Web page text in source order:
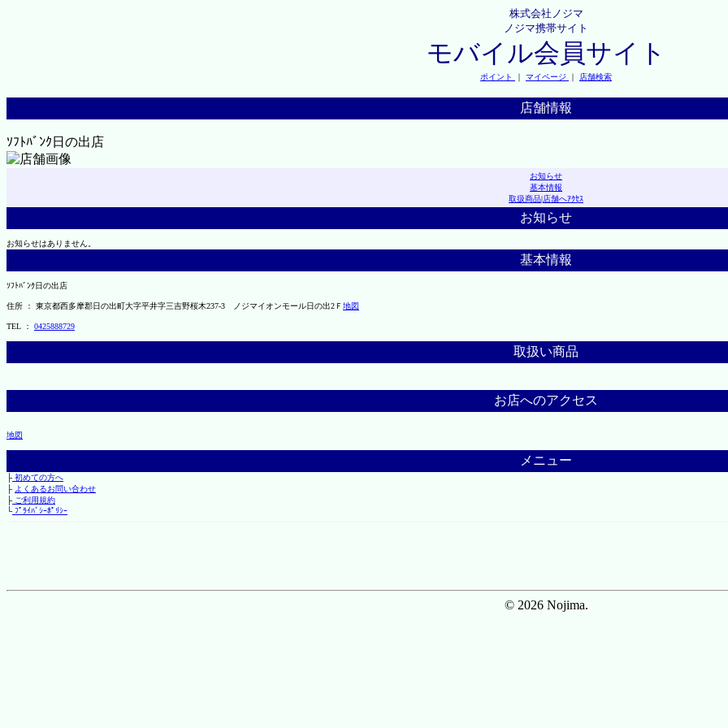
株式会社ノジマ
ノジマ携帯サイト
モバイル会員サイト
ポイント ｜ マイページ ｜ 店舗検索
店舗情報
ｿﾌﾄﾊﾞﾝｸ日の出店
お知らせ
基本情報
取扱商品|店舗へｱｸｾｽ
お知らせ
お知らせはありません。
基本情報
ｿﾌﾄﾊﾞﾝｸ日の出店
住所 ： 東京都西多摩郡日の出町大字平井字三吉野桜木237-3 ノジマイオンモール日の出2Ｆ 地図
TEL ： 0425888729
取扱い商品
お店へのアクセス
地図
メニュー
├初めての方へ
├ よくあるお問い合わせ
├ご利用規約
└ﾌﾟﾗｲﾊﾞｼｰﾎﾟﾘｼｰ
© 2026 Nojima.